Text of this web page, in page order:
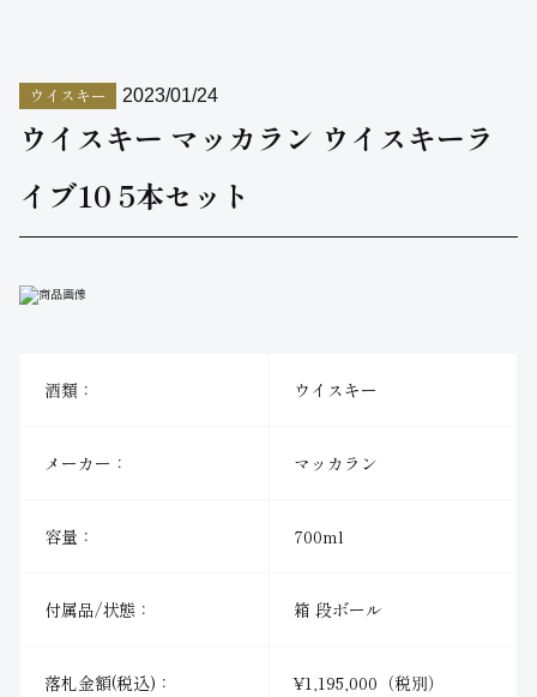
ウイスキー 2023/01/24
ウイスキー マッカラン ウイスキーラ
イブ10 5本セット
酒類： ウイスキー
メーカー： マッカラン
容量： 700ml
付属品/状態： 箱 段ボール
落札金額(税込)： ¥1,195,000（税別）